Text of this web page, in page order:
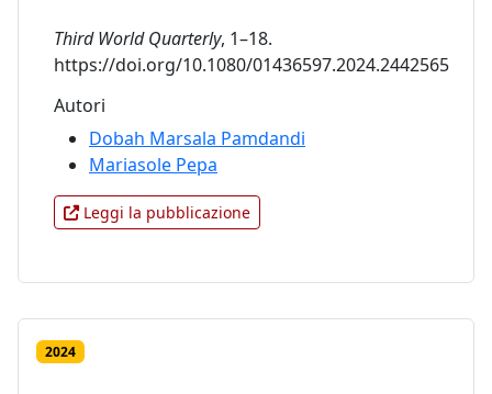
Third World Quarterly, 1–18.
https://doi.org/10.1080/01436597.2024.2442565
Autori
Dobah Marsala Pamdandi
Mariasole Pepa
Leggi la pubblicazione
2024